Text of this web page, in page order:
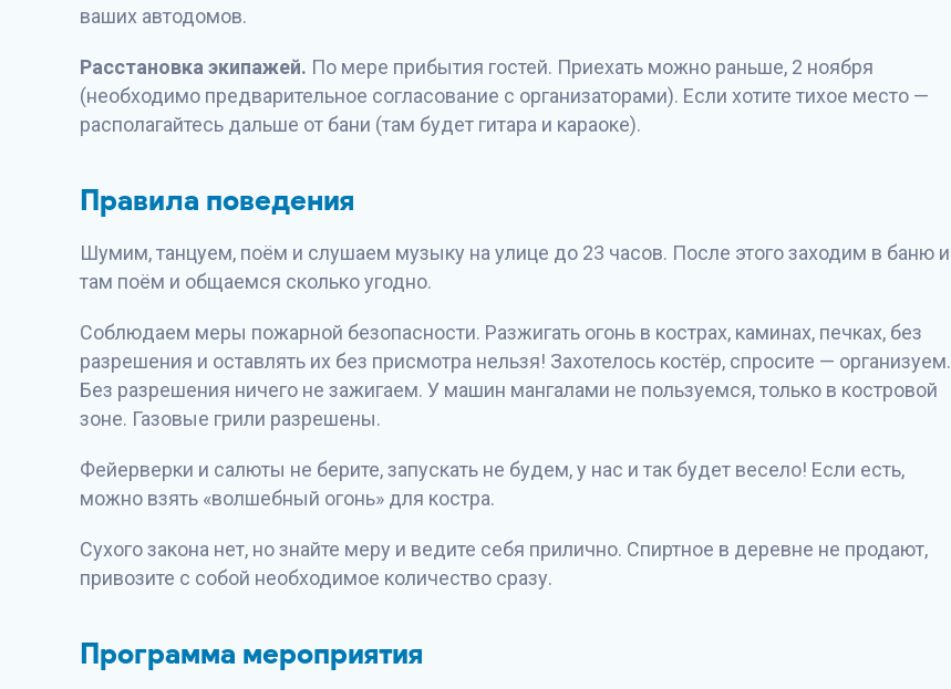
ваших автодомов.
Расстановка экипажей. По мере прибытия гостей. Приехать можно раньше, 2 ноября
(необходимо предварительное согласование с организаторами). Если хотите тихое место —
располагайтесь дальше от бани (там будет гитара и караоке).
Правила поведения
Шумим, танцуем, поём и слушаем музыку на улице до 23 часов. После этого заходим в баню и
там поём и общаемся сколько угодно.
Соблюдаем меры пожарной безопасности. Разжигать огонь в кострах, каминах, печках, без
разрешения и оставлять их без присмотра нельзя! Захотелось костёр, спросите — организуем.
Без разрешения ничего не зажигаем. У машин мангалами не пользуемся, только в костровой
зоне. Газовые грили разрешены.
Фейерверки и салюты не берите, запускать не будем, у нас и так будет весело! Если есть,
можно взять «волшебный огонь» для костра.
Сухого закона нет, но знайте меру и ведите себя прилично. Спиртное в деревне не продают,
привозите с собой необходимое количество сразу.
Программа мероприятия